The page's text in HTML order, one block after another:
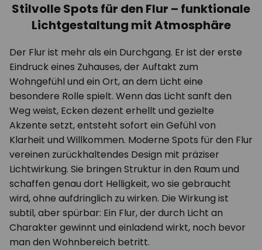
Stilvolle Spots für den Flur – funktionale
Lichtgestaltung mit Atmosphäre
Der Flur ist mehr als ein Durchgang. Er ist der erste
Eindruck eines Zuhauses, der Auftakt zum
Wohngefühl und ein Ort, an dem Licht eine
besondere Rolle spielt. Wenn das Licht sanft den
Weg weist, Ecken dezent erhellt und gezielte
Akzente setzt, entsteht sofort ein Gefühl von
Klarheit und Willkommen. Moderne Spots für den Flur
vereinen zurückhaltendes Design mit präziser
Lichtwirkung. Sie bringen Struktur in den Raum und
schaffen genau dort Helligkeit, wo sie gebraucht
wird, ohne aufdringlich zu wirken. Die Wirkung ist
subtil, aber spürbar: Ein Flur, der durch Licht an
Charakter gewinnt und einladend wirkt, noch bevor
man den Wohnbereich betritt.